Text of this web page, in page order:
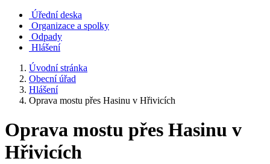
Úřední deska
Organizace a spolky
Odpady
Hlášení
Úvodní stránka
Obecní úřad
Hlášení
Oprava mostu přes Hasinu v Hřivicích
Oprava mostu přes Hasinu v
Hřivicích